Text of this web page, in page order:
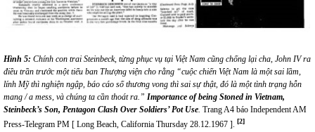
Hình 5: Chính con trai Steinbeck, từng phục vụ tại Việt Nam cũng chống lại cha, John IV ra
điều trần trước một tiểu ban Thượng viện cho rằng “cuộc chiến Việt Nam là một sai lầm,
lính Mỹ thì nghiện ngập, báo cáo số thương vong thì sai sự thật, đó là một tình trạng hỗn
mang / a mess, và chúng ta cần thoát ra.” Importance of being Stoned in Vietnam,
Steinbeck’s Son, Pentagon Clash Over Soldiers’ Pot Use. Trang A4 báo Independent AM
Press-Telegram PM [ Long Beach, California Thursday 28.12.1967 ]. [2]